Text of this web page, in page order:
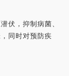
伏，抑制病菌、
同时对预防疾